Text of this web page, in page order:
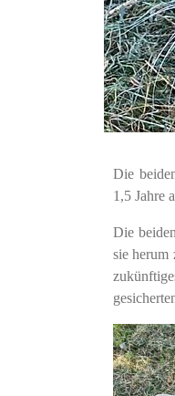
Die
1,5 Jahre
Die
sie herum